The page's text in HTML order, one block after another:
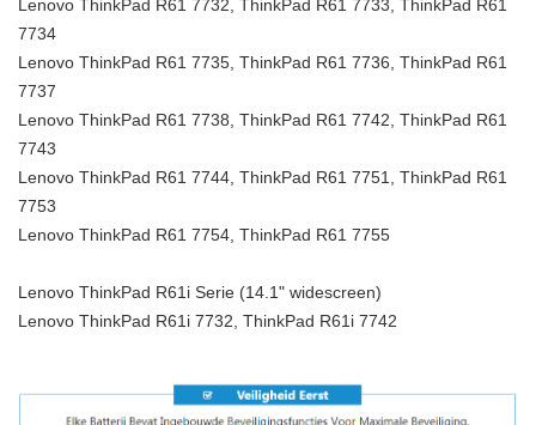
Lenovo ThinkPad R61 7732, ThinkPad R61 7733, ThinkPad R61
7734
Lenovo ThinkPad R61 7735, ThinkPad R61 7736, ThinkPad R61
7737
Lenovo ThinkPad R61 7738, ThinkPad R61 7742, ThinkPad R61
7743
Lenovo ThinkPad R61 7744, ThinkPad R61 7751, ThinkPad R61
7753
Lenovo ThinkPad R61 7754, ThinkPad R61 7755
Lenovo ThinkPad R61i Serie (14.1" widescreen)
Lenovo ThinkPad R61i 7732, ThinkPad R61i 7742